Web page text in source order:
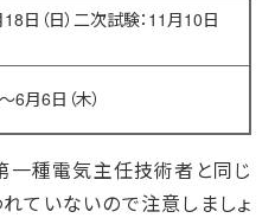
日（日）二次試験：11月10日
6月6日（木）
種電気主任技術者と同じ
ていないので注意しましょ